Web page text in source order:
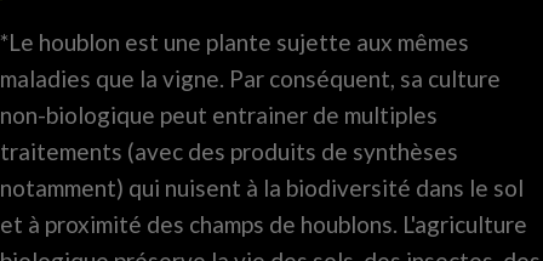
*Le houblon est une plante sujette aux mêmes
maladies que la vigne. Par conséquent, sa culture
non-biologique peut entrainer de multiples
traitements (avec des produits de synthèses
notamment) qui nuisent à la biodiversité dans le sol
et à proximité des champs de houblons. L'agriculture